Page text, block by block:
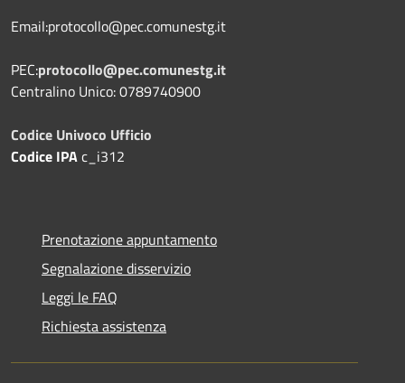
Email:protocollo@pec.comunestg.it
PEC:protocollo@pec.comunestg.it
Centralino Unico: 0789740900
Codice Univoco Ufficio
Codice IPAc_i312
Prenotazione appuntamento
Segnalazione disservizio
Leggi le FAQ
Richiesta assistenza